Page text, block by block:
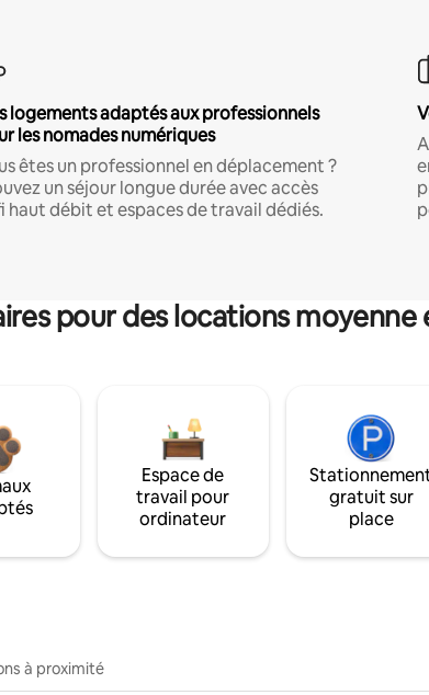
logements adaptés aux professionnels
les nomades numériques
êtes un professionnel en déplacement ?
un séjour longue durée avec accès
haut débit et espaces de travail dédiés.
pour des locations
Espace de
travail pour
ordinateur
gratuit sur
place
à proximité